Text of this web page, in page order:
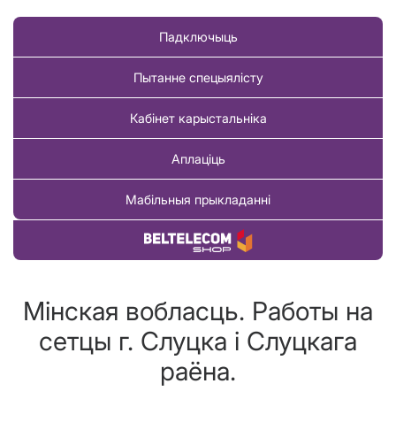
Падключыць
Пытанне спецыялісту
Кабінет карыстальніка
Аплаціць
Мабільныя прыкладанні
Купіць тавар
Мінская вобласць. Работы на
сетцы г. Слуцка i Слуцкага
раёна.